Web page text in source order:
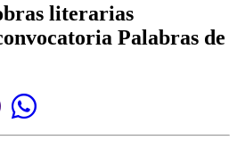
literarias
Palabras de